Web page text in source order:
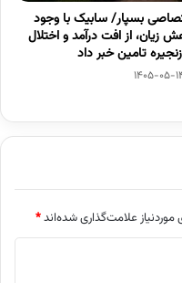
بسپار/ سابیک با وجود
زیان، از افت درآمد و اختلال
تامین خبر داد
1405-05-
علامت‌گذاری شده‌اند*